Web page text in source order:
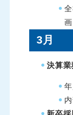
3月
決算業